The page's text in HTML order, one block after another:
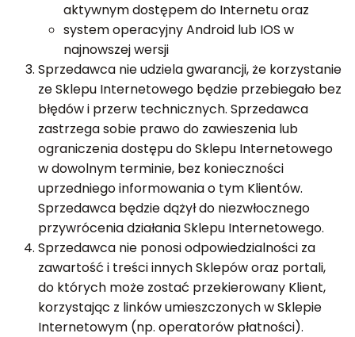
aktywnym dostępem do Internetu oraz
system operacyjny Android lub IOS w
najnowszej wersji
Sprzedawca nie udziela gwarancji, że korzystanie
ze Sklepu Internetowego będzie przebiegało bez
błędów i przerw technicznych. Sprzedawca
zastrzega sobie prawo do zawieszenia lub
ograniczenia dostępu do Sklepu Internetowego
w dowolnym terminie, bez konieczności
uprzedniego informowania o tym Klientów.
Sprzedawca będzie dążył do niezwłocznego
przywrócenia działania Sklepu Internetowego.
Sprzedawca nie ponosi odpowiedzialności za
zawartość i treści innych Sklepów oraz portali,
do których może zostać przekierowany Klient,
korzystając z linków umieszczonych w Sklepie
Internetowym (np. operatorów płatności).